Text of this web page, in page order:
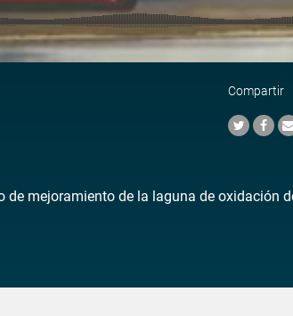
Compartir
de mejoramiento de la laguna de oxidación